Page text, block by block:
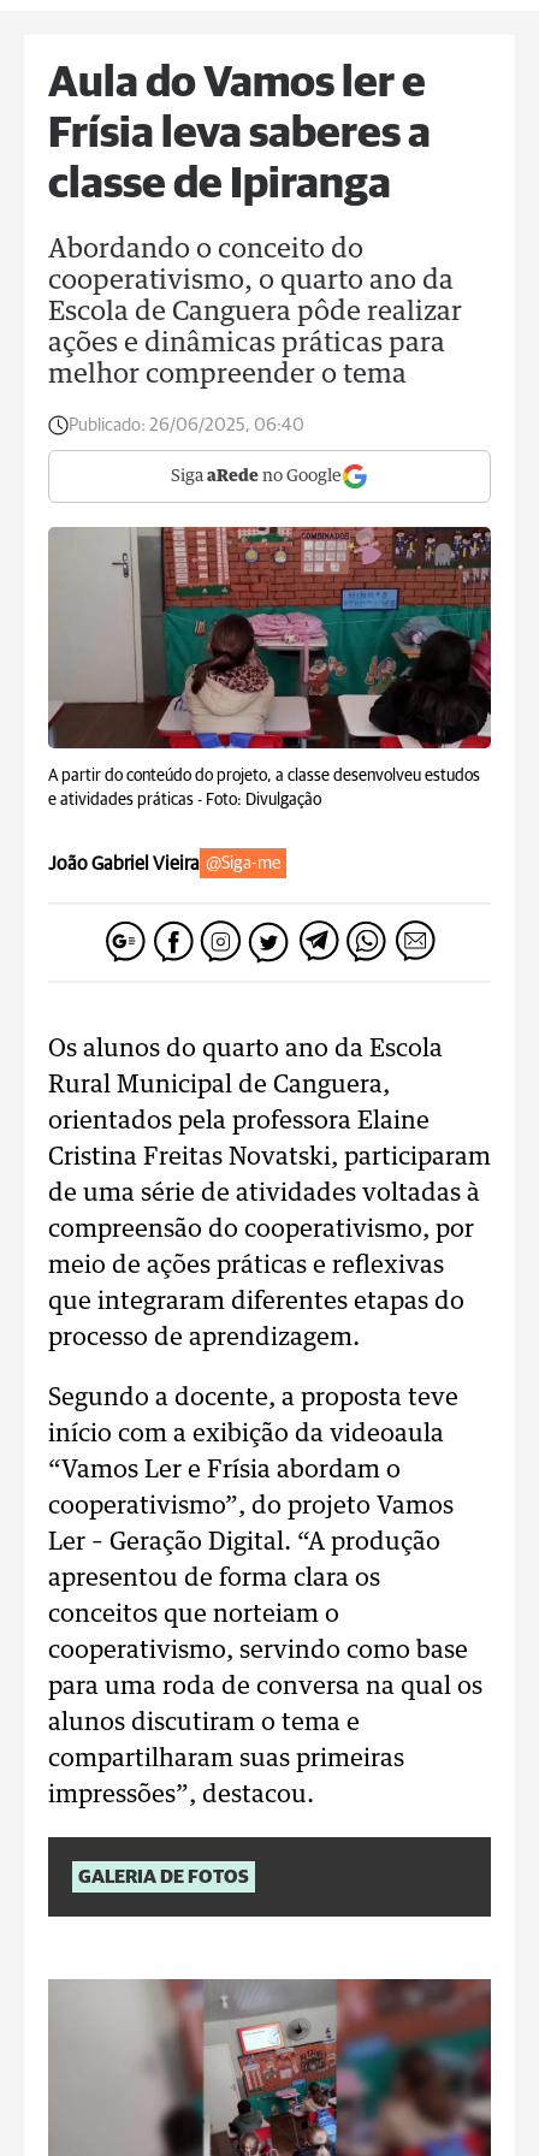
Aula do Vamos ler e
Frísia leva saberes a
classe de Ipiranga
Abordando o conceito do
cooperativismo, o quarto ano da
Escola de Canguera pôde realizar
ações e dinâmicas práticas para
melhor compreender o tema
Publicado: 26/06/2025, 06:40
Siga aRede no Google
A partir do conteúdo do projeto, a classe desenvolveu estudos
e atividades práticas - Foto: Divulgação
João Gabriel Vieira @Siga-me
Os alunos do quarto ano da Escola
Rural Municipal de Canguera,
orientados pela professora Elaine
Cristina Freitas Novatski, participaram
de uma série de atividades voltadas à
compreensão do cooperativismo, por
meio de ações práticas e reflexivas
que integraram diferentes etapas do
processo de aprendizagem.
Segundo a docente, a proposta teve
início com a exibição da videoaula
“Vamos Ler e Frísia abordam o
cooperativismo”, do projeto Vamos
Ler – Geração Digital. “A produção
apresentou de forma clara os
conceitos que norteiam o
cooperativismo, servindo como base
para uma roda de conversa na qual os
alunos discutiram o tema e
compartilharam suas primeiras
impressões”, destacou.
GALERIA DE FOTOS